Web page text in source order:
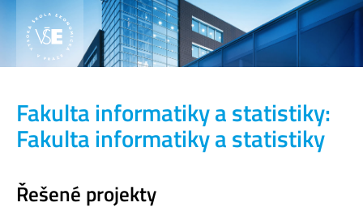
Fakulta informatiky a statistiky:
Fakulta informatiky a statistiky
Řešené projekty